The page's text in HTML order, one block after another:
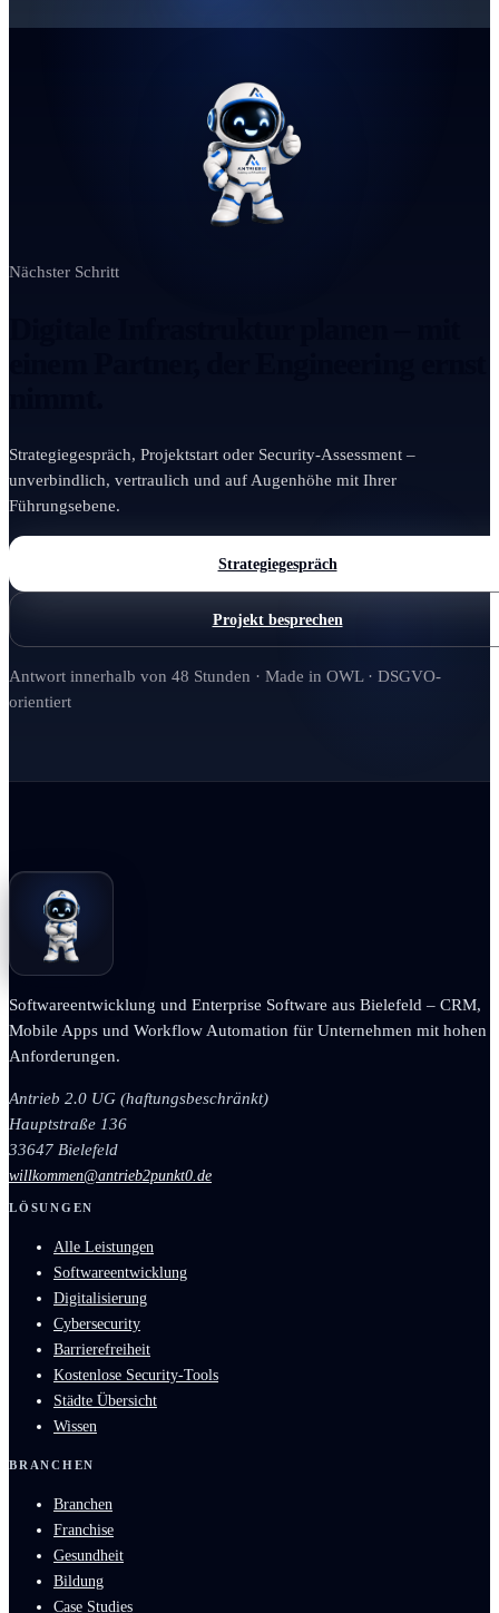
Nächster Schritt
Strategiegespräch, Projektstart oder Security-Assessment –
unverbindlich, vertraulich und auf Augenhöhe mit Ihrer
Führungsebene.
Strategiegespräch
Projekt besprechen
Antwort innerhalb von 48 Stunden · Made in OWL · DSGVO-
orientiert
Softwareentwicklung und Enterprise Software aus Bielefeld – CRM,
Mobile Apps und Workflow Automation für Unternehmen mit hohen
Anforderungen.
Antrieb 2.0 UG (haftungsbeschränkt)
Hauptstraße 136
33647 Bielefeld
willkommen@antrieb2punkt0.de
LÖSUNGEN
Alle Leistungen
Softwareentwicklung
Digitalisierung
Cybersecurity
Barrierefreiheit
Kostenlose Security-Tools
Städte Übersicht
Wissen
BRANCHEN
Branchen
Franchise
Gesundheit
Bildung
Case Studies